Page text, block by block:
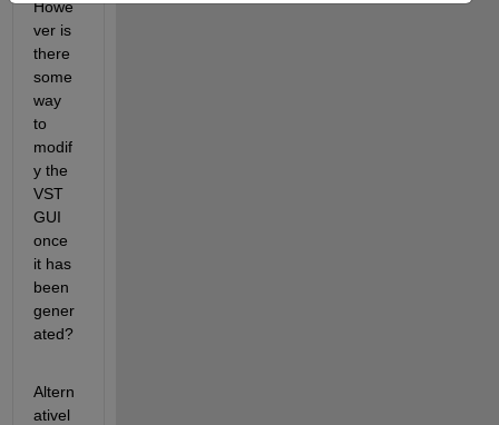
Howe
ver is
there
some
way
to
modif
y the
VST
GUI
once
it has
been
gener
ated?
Altern
ativel